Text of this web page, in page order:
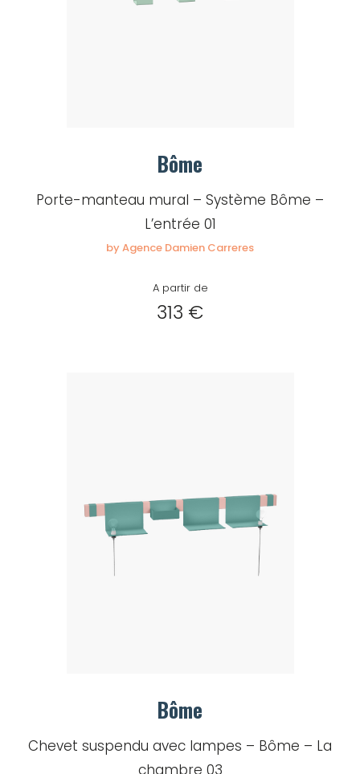
Bôme
Porte-manteau mural – Système Bôme –
L’entrée 01
by Agence Damien Carreres
A partir de
313 €
Bôme
Chevet suspendu avec lampes – Bôme – La
chambre 03